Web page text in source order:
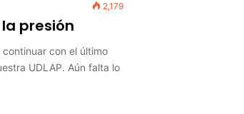
2,179
presión
con el último
UDLAP. Aún falta lo